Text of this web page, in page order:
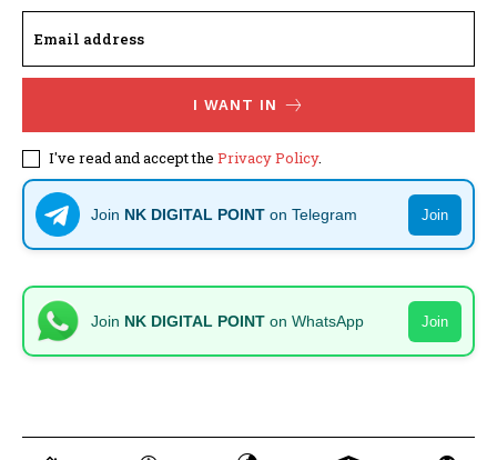
I WANT IN
I've read and accept the Privacy Policy.
Join NK DIGITAL POINT on Telegram Join
Join NK DIGITAL POINT on WhatsApp Join